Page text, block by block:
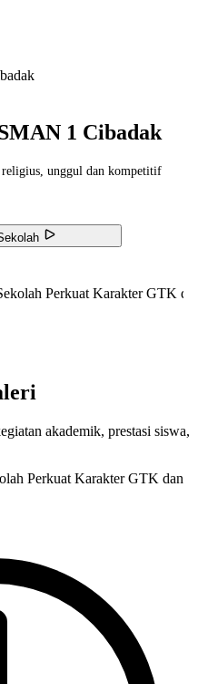
1 Cibadak
unggul dan kompetitif
Perkuat Karakter GTK
akademik, prestasi siswa,